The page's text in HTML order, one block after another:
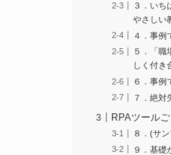
３．いち
やさしい
４．事例
５．「
しく付き
６．事例
７．絶対
RPAツール
８．(サ
９．基礎